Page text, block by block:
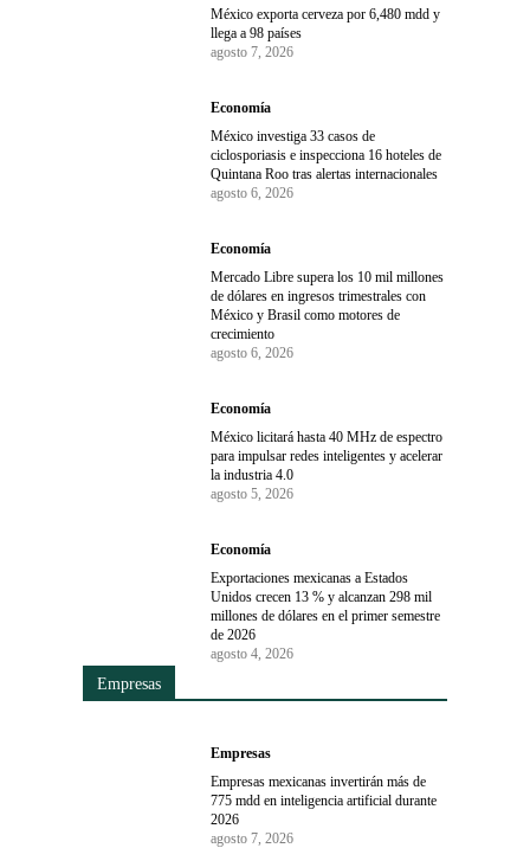
México exporta cerveza por 6,480 mdd y
llega a 98 países
agosto 7, 2026
Economía
México investiga 33 casos de
ciclosporiasis e inspecciona 16 hoteles de
Quintana Roo tras alertas internacionales
agosto 6, 2026
Economía
Mercado Libre supera los 10 mil millones
de dólares en ingresos trimestrales con
México y Brasil como motores de
crecimiento
agosto 6, 2026
Economía
México licitará hasta 40 MHz de espectro
para impulsar redes inteligentes y acelerar
la industria 4.0
agosto 5, 2026
Economía
Exportaciones mexicanas a Estados
Unidos crecen 13 % y alcanzan 298 mil
millones de dólares en el primer semestre
de 2026
agosto 4, 2026
Empresas
Empresas
Empresas mexicanas invertirán más de
775 mdd en inteligencia artificial durante
2026
agosto 7, 2026